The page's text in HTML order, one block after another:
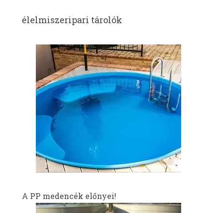
élelmiszeripari tárolók
A PP medencék előnyei!